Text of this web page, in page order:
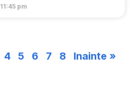
11:45 pm
4 5 6 7 8 Inainte »